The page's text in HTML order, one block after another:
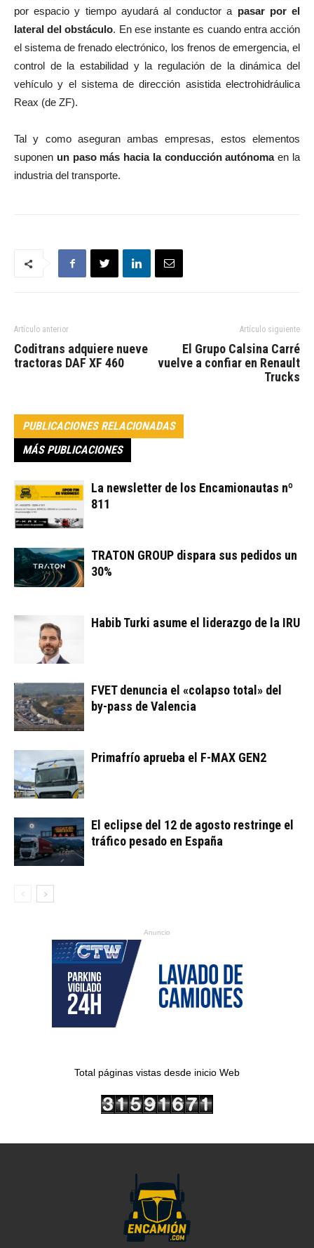
por espacio y tiempo ayudará al conductor a pasar por el
lateral del obstáculo. En ese instante es cuando entra acción
el sistema de frenado electrónico, los frenos de emergencia, el
control de la estabilidad y la regulación de la dinámica del
vehículo y el sistema de dirección asistida electrohidráulica
Reax (de ZF).
Tal y como aseguran ambas empresas, estos elementos
suponen un paso más hacia la conducción autónomaen la
industria del transporte.
Artículo anterior
Coditrans adquiere nueve
tractoras DAF XF 460
Artículo siguiente
El Grupo Calsina Carré
vuelve a confiar en Renault
Trucks
PUBLICACIONES RELACIONADAS
MÁS PUBLICACIONES
La newsletter de los Encamionautas nº
811
TRATON GROUP dispara sus pedidos un
30%
Habib Turki asume el liderazgo de la IRU
FVET denuncia el «colapso total» del
by-pass de Valencia
Primafrío aprueba el F-MAX GEN2
El eclipse del 12 de agosto restringe el
tráfico pesado en España
Anuncio
Total páginas vistas desde inicio Web